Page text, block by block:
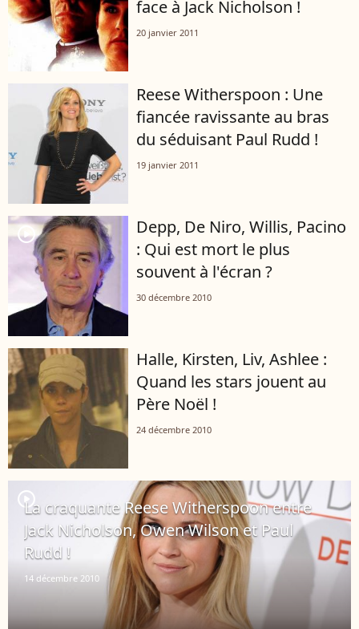
face à Jack Nicholson !
20 janvier 2011
Reese Witherspoon : Une
fiancée ravissante au bras
du séduisant Paul Rudd !
19 janvier 2011
player2
Depp, De Niro, Willis, Pacino
: Qui est mort le plus
souvent à l'écran ?
30 décembre 2010
Halle, Kirsten, Liv, Ashlee :
Quand les stars jouent au
Père Noël !
24 décembre 2010
player2
La craquante Reese Witherspoon entre
Jack Nicholson, Owen Wilson et Paul
Rudd !
14 décembre 2010